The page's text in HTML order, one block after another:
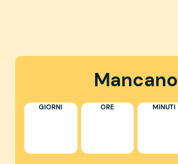
Mancano
GIORNI ORE MINUTI